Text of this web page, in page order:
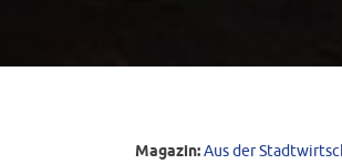
Magazin:Aus der